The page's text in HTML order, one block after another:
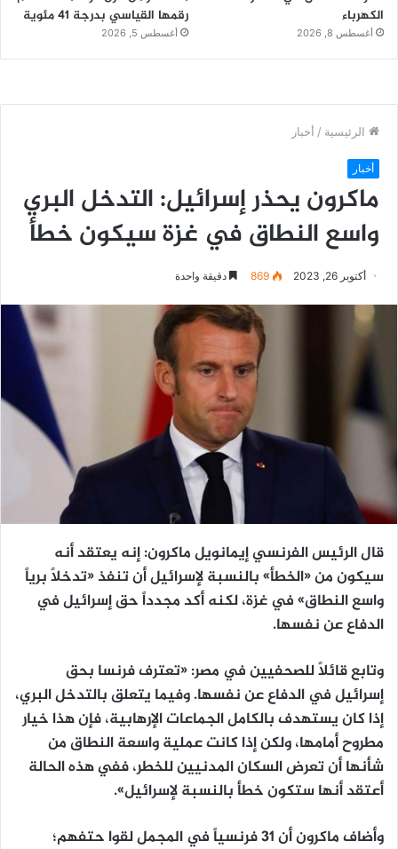
الكهرباء
أغسطس 8, 2026
رقمها القياسي بدرجة 41 مئوية
أغسطس 5, 2026